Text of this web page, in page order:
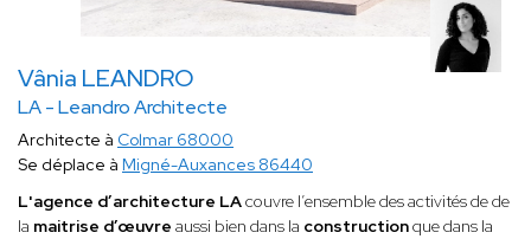
Vânia LEANDRO
LA - Leandro Architecte
Architecte à Colmar 68000
Se déplace à Migné-Auxances 86440
L'agence d’architecture LAcouvre l’ensemble des activités de de
la maitrise d’œuvre aussi bien dans la constructionque dans la